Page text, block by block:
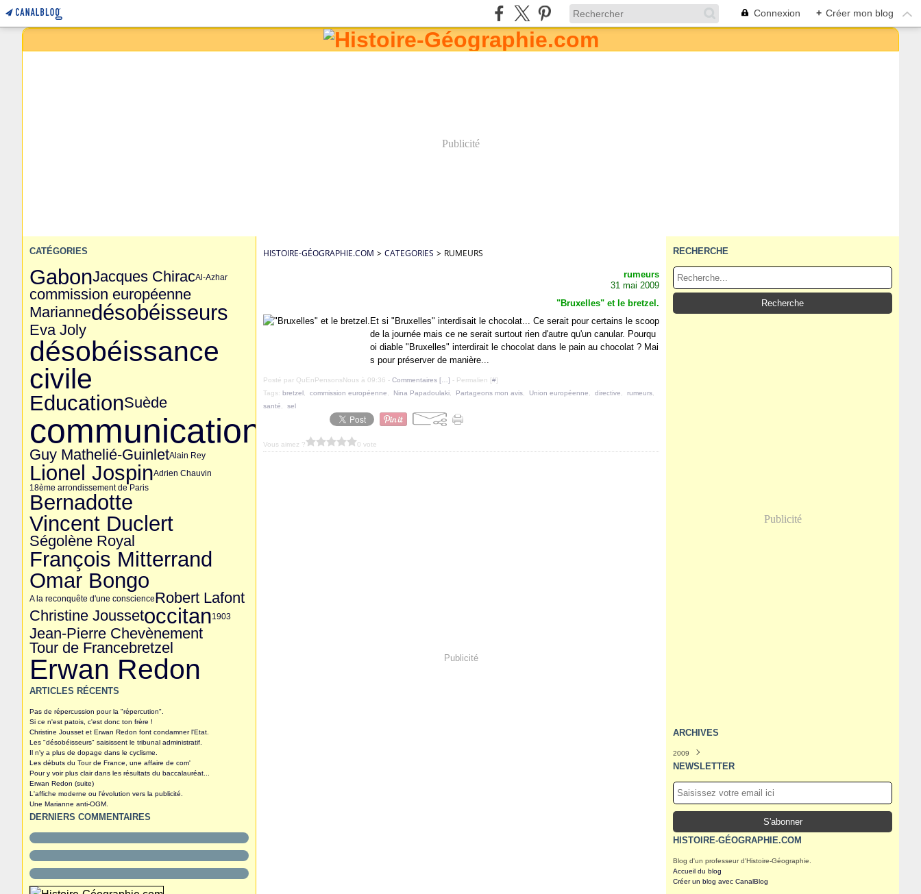
Connexion + Créer mon blog
Publicité
CATÉGORIES
GabonJacques ChiracAl-Azhar
commission européenne
Mariannedésobéisseurs
Eva Joly
désobéissance
civile
EducationSuède
communication
Guy Mathelié-GuinletAlain Rey
Lionel JospinAdrien Chauvin
18ème arrondissement de Paris
Bernadotte
Vincent Duclert
Ségolène Royal
François Mitterrand
Omar Bongo
A la reconquête d'une conscienceRobert Lafont
Christine Joussetoccitan1903
Jean-Pierre Chevènement
Tour de Francebretzel
Erwan Redon
ARTICLES RÉCENTS
Pas de répercussion pour la "répercution".
Si ce n'est patois, c'est donc ton frère !
Christine Jousset et Erwan Redon font condamner l'Etat.
Les "désobéisseurs" saisissent le tribunal administratif.
Il n'y a plus de dopage dans le cyclisme.
Les débuts du Tour de France, une affaire de com'
Pour y voir plus clair dans les résultats du baccalauréat...
Erwan Redon (suite)
L'affiche moderne ou l'évolution vers la publicité.
Une Marianne anti-OGM.
DERNIERS COMMENTAIRES
HISTOIRE-GÉOGRAPHIE.COM > CATEGORIES > RUMEURS
rumeurs
31 mai 2009
"Bruxelles" et le bretzel.
Et si "Bruxelles" interdisait le chocolat... Ce serait pour certains le scoop
de la journée mais ce ne serait surtout rien d'autre qu'un canular. Pourqu
oi diable "Bruxelles" interdirait le chocolat dans le pain au chocolat ? Mai
s pour préserver de manière...
Posté par QuEnPensonsNous à 09:36 - Commentaires [ ] - Permalien [#]
Tags: bretzel commission européenne Nina Papadoulaki Partageons mon avis Union européenne directive rumeurs
santé
sel
Vous aimez ? 0 vote
Publicité
RECHERCHE
Publicité
ARCHIVES
2009
Septembre(1)
Juillet(5)
Juin(19)
Mai(9)
NEWSLETTER
HISTOIRE-GÉOGRAPHIE.COM
Blog d'un professeur d'Histoire-Géographie.
Accueil du blog
Créer un blog avec CanalBlog